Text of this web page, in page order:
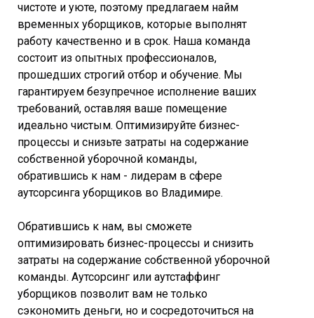
чистоте и уюте, поэтому предлагаем найм
временных уборщиков, которые выполнят
работу качественно и в срок. Наша команда
состоит из опытных профессионалов,
прошедших строгий отбор и обучение. Мы
гарантируем безупречное исполнение ваших
требований, оставляя ваше помещение
идеально чистым. Оптимизируйте бизнес-
процессы и снизьте затраты на содержание
собственной уборочной команды,
обратившись к нам - лидерам в сфере
аутсорсинга уборщиков во Владимире.
Обратившись к нам, вы сможете
оптимизировать бизнес-процессы и снизить
затраты на содержание собственной уборочной
команды. Аутсорсинг или аутстаффинг
уборщиков позволит вам не только
сэкономить деньги, но и сосредоточиться на